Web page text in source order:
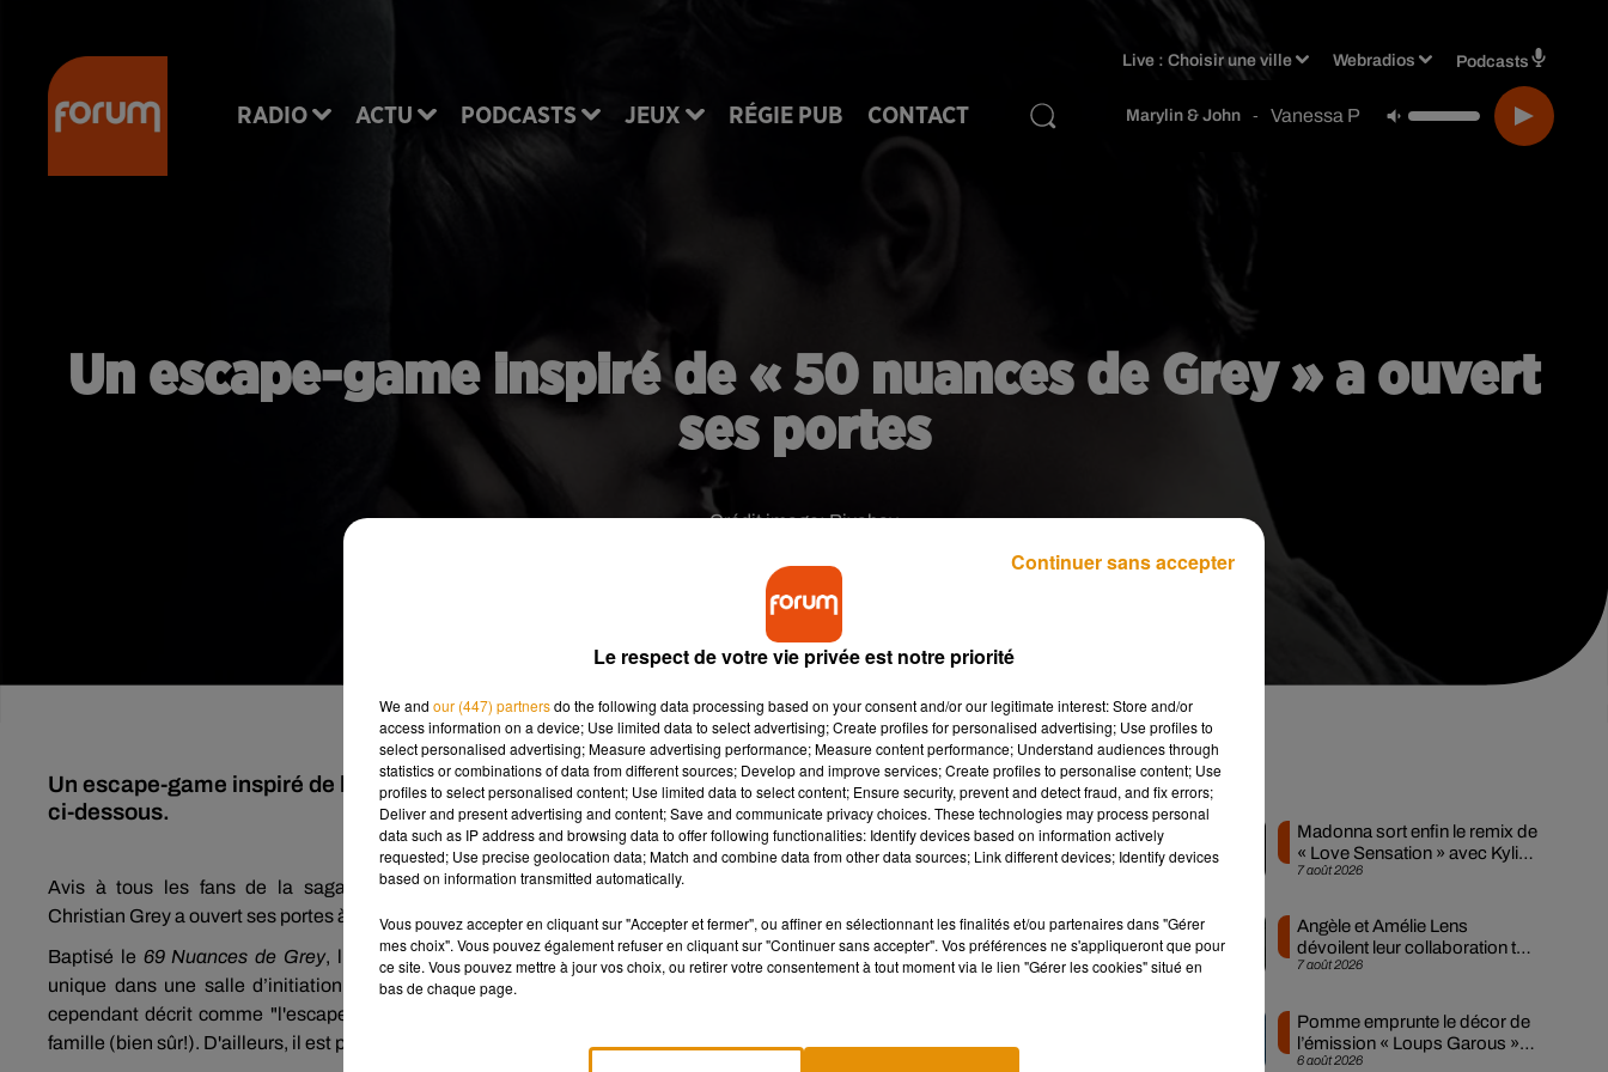
RADIO ACTU PODCASTS JEUX RÉGIE PUB CONTACT
Live :Choisir une ville Webradios Podcasts
Marylin & John - Vanessa Paradis
Un escape-game inspiré de « 50 nuances de Grey » a ouvert
ses portes
Crédit image:Pixabay
Un escape-game inspiré de l'univers érotique de Christian Grey a ouvert ses portes. Toutes les infos
ci-dessous.
Avis à tous les fans de la saga 50 Nuances deGrey ! Un escape-game inspiré de l’univers sadomasochiste de
Christian Greya ouvert ses portes à Paris.
Baptisé le 69 Nuances de Grey, l’espace-game imaginé parDestination Dangervous propose une expérience érotique
unique dans une salle d’initiation au
BDSM. On ne vous en dira pas plus afin de ne pas spoiler l’intrigue.
cependant décrit comme "l'escape-game qui pique" à faire entre amis, en couple, ou pour un EVJF, mais surtout pas en
famille (bien sûr!). D'ailleurs, il est précisé que
l'expérience est interdit au moins de 18 ans !
Musique
7 août 2026
Madonna sort enfin le remix de
« Love Sensation » avec Kylie
Minogue
7 août 2026
Angèle et Amélie Lens
dévoilent leur collaboration tant
attendue
6 août 2026
Pomme emprunte le décor de
l’émission « Loups Garous »
pour son...
Le respect de votre vie privée est notre priorité
We and our (447) partnersdo the following data processing based on your consent and/or our legitimate interest: Store and/or
access information on a device; Use limited data to select advertising; Create profiles for personalised advertising; Use profiles to
select personalised advertising; Measure advertising performance; Measure content performance; Understand audiences through
statistics or combinations of data from different sources; Develop and improve services; Create profiles to personalise content; Use
profiles to select personalised content; Use limited data to select content; Ensure security, prevent and detect fraud, and fix errors;
Deliver and present advertising and content; Save and communicate privacy choices. These technologies may process personal
data such as IP address and browsing data to offer following functionalities: Identify devices based on information actively
requested; Use precise geolocation data; Match and combine data from other data sources; Link different devices; Identify devices
based on information transmitted automatically.
Vous pouvez accepter en cliquant sur "Accepter et fermer", ou affiner en sélectionnant les finalités et/ou partenaires dans "Gérer
mes choix". Vous pouvez également refuser en cliquant sur "Continuer sans accepter". Vos préférences ne s'appliqueront que pour
ce site. Vous pouvez mettre à jour vos choix, ou retirer votre consentement à tout moment via le lien "Gérer les cookies" situé en
bas de chaque page.
Continuer sans accepter